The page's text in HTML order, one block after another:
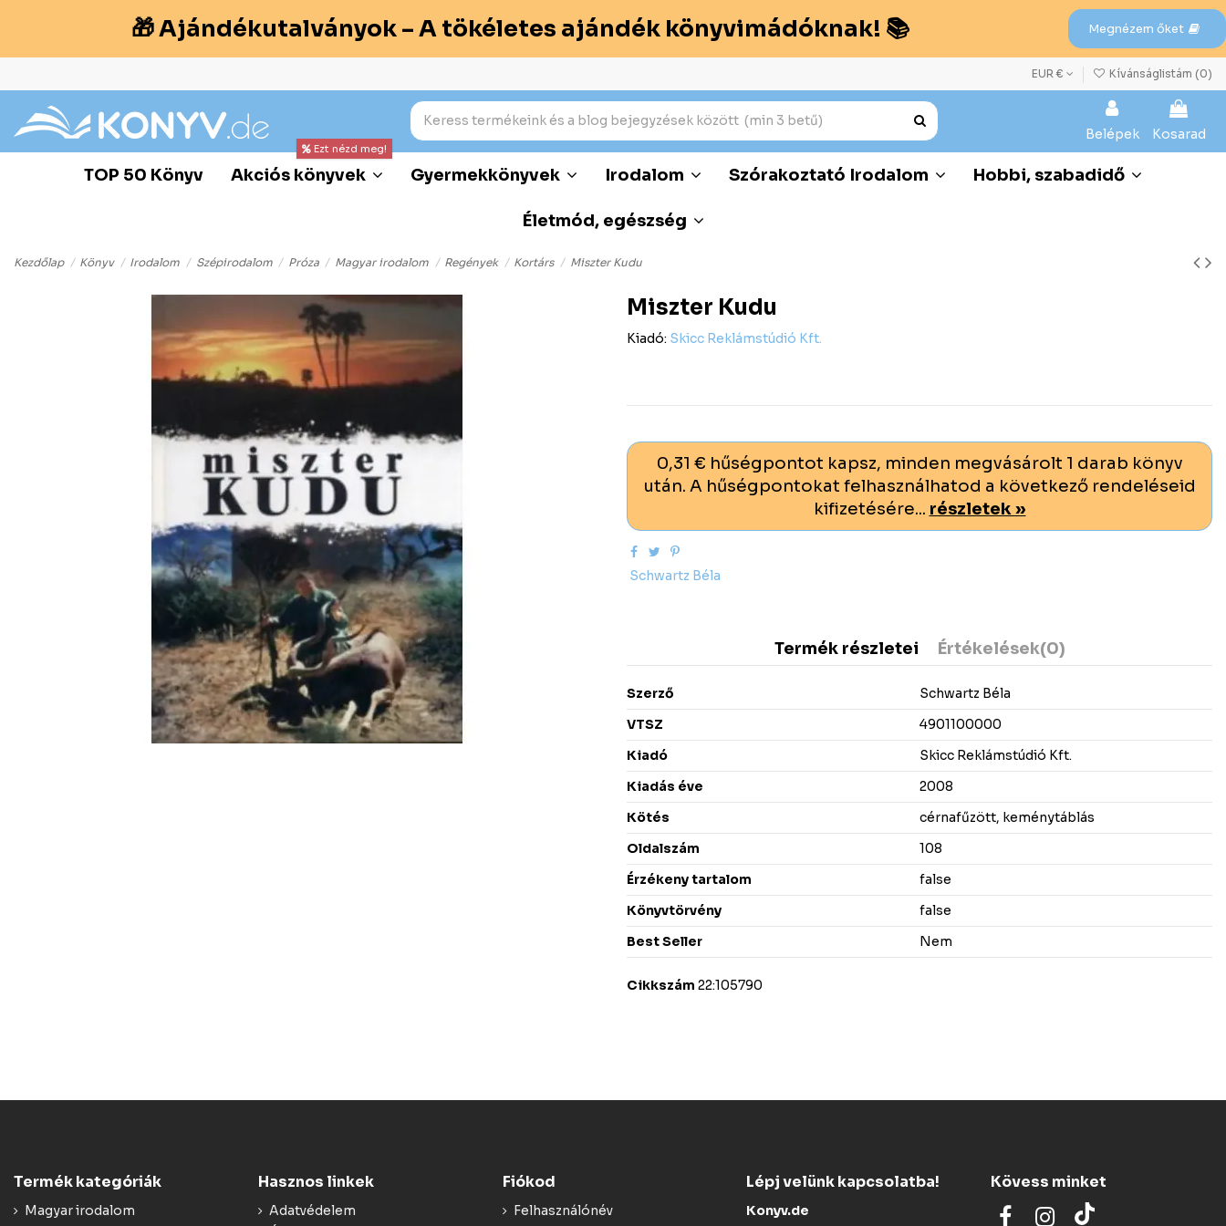
🎁 Ajándékutalványok – A tökéletes ajándék könyvimádóknak! 📚 Megnézem őket
EUR € Kívánságlistám (0)
Belépek Kosarad
TOP 50 Könyv Akciós könyvek
Ezt nézd meg!
Gyermekkönyvek Irodalom Szórakoztató Irodalom Hobbi, szabadidő
Életmód, egészség
Kezdőlap Könyv Irodalom Szépirodalom Próza Magyar irodalom Regények Kortárs Miszter Kudu
Miszter Kudu
Kiadó: Skicc Reklámstúdió Kft.
0,31 € hűségpontot kapsz, minden megvásárolt 1 darab könyv
után. A hűségpontokat felhasználhatod a következő rendeléseid
kifizetésére... részletek »
Schwartz Béla
Termék részletei Értékelések(0)
Szerző
Schwartz Béla
VTSZ
4901100000
Kiadó
Skicc Reklámstúdió Kft.
Kiadás éve
2008
Kötés
cérnafűzött, keménytáblás
Oldalszám
108
Érzékeny tartalom
false
Könyvtörvény
false
Best Seller
Nem
Cikkszám 22:105790
Termék kategóriák
Magyar irodalom
Hasznos linkek
Adatvédelem
Fiókod
Felhasználónév
Lépj velünk kapcsolatba!
Konyv.de
Kövess minket